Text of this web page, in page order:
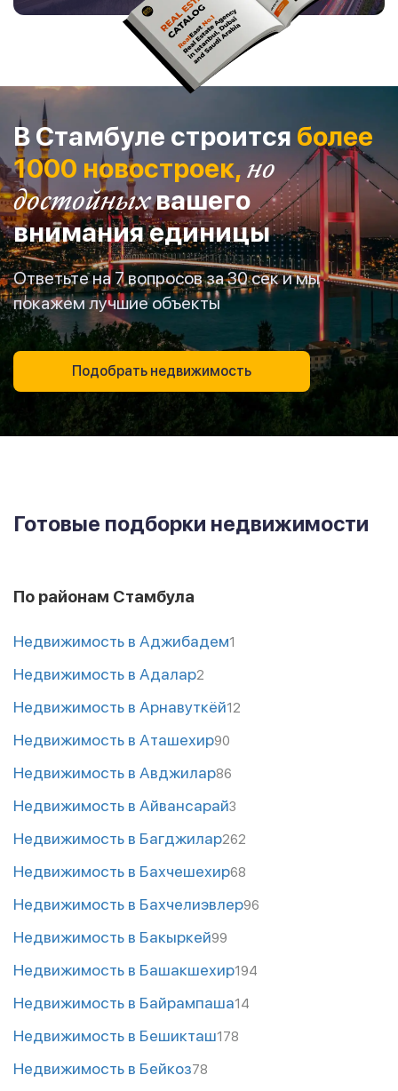
В Стамбуле строится более
1000 новостроек,но
достойныхвашего
внимания единицы
Ответьте на 7 вопросов за 30 сек и мы
покажем лучшие объекты
Подобрать недвижимость
Готовые подборки недвижимости
По районам Стамбула
Недвижимость в Аджибадем1
Недвижимость в Адалар2
Недвижимость в Арнавуткёй12
Недвижимость в Аташехир90
Недвижимость в Авджилар86
Недвижимость в Айвансарай3
Недвижимость в Багджилар262
Недвижимость в Бахчешехир68
Недвижимость в Бахчелиэвлер96
Недвижимость в Бакыркей99
Недвижимость в Башакшехир194
Недвижимость в Байрампаша14
Недвижимость в Бешикташ178
Недвижимость в Бейкоз78